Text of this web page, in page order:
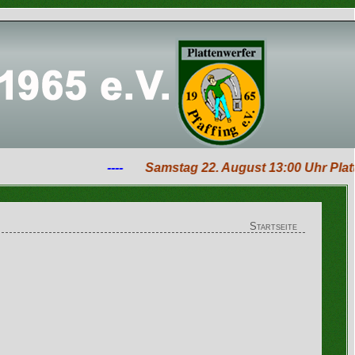
---- Samstag 22. August 13:00 Uhr
Startseite